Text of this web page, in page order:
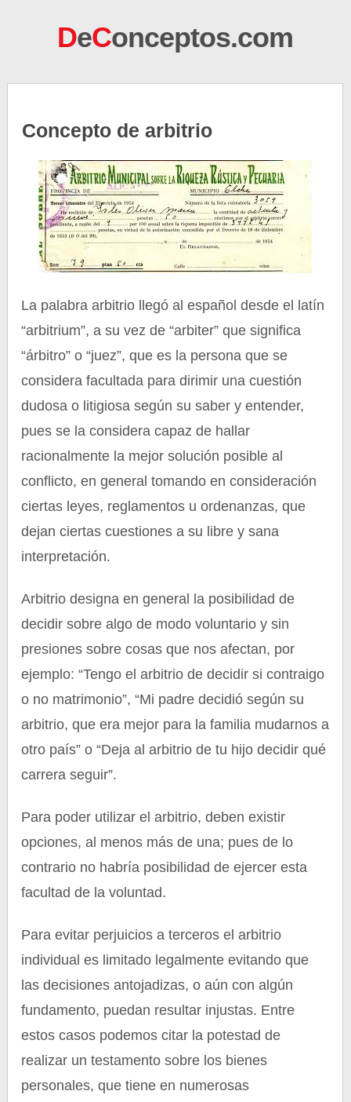
DeConceptos.com
Concepto de arbitrio
La palabra arbitrio llegó al español desde el latín
“arbitrium”, a su vez de “arbiter” que significa
“árbitro” o “juez”, que es la persona que se
considera facultada para dirimir una cuestión
dudosa o litigiosa según su saber y entender,
pues se la considera capaz de hallar
racionalmente la mejor solución posible al
conflicto, en general tomando en consideración
ciertas leyes, reglamentos u ordenanzas, que
dejan ciertas cuestiones a su libre y sana
interpretación.
Arbitrio designa en general la posibilidad de
decidir sobre algo de modo voluntario y sin
presiones sobre cosas que nos afectan, por
ejemplo: “Tengo el arbitrio de decidir si contraigo
o no matrimonio”, “Mi padre decidió según su
arbitrio, que era mejor para la familia mudarnos a
otro país” o “Deja al arbitrio de tu hijo decidir qué
carrera seguir”.
Para poder utilizar el arbitrio, deben existir
opciones, al menos más de una; pues de lo
contrario no habría posibilidad de ejercer esta
facultad de la voluntad.
Para evitar perjuicios a terceros el arbitrio
individual es limitado legalmente evitando que
las decisiones antojadizas, o aún con algún
fundamento, puedan resultar injustas. Entre
estos casos podemos citar la potestad de
realizar un testamento sobre los bienes
personales, que tiene en numerosas